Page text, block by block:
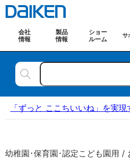
会社
情報
製品
情報
ショー
ルーム
サ
「ずっと ここちいいね」を実
幼稚園･保育園･認定こども園用 /